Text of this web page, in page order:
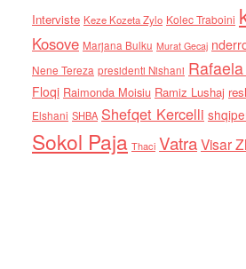
Interviste Keze Kozeta Zylo Kolec Traboini
Kosove Marjana Bulku Murat Gecaj
Nene Tereza presidenti Nishani
Floqi Raimonda Moisiu Ramiz Lushaj
Elshani SHBA Shefqet Kercelli
Sokol Paja Thaci VatraVisar